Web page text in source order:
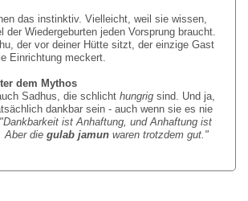
das instinktiv. Vielleicht, weil sie wissen,
der Wiedergeburten jeden Vorsprung braucht.
der vor deiner Hütte sitzt, der einzige Gast
Einrichtung meckert.
dem Mythos
Sadhus, die schlicht hungrig sind. Und ja,
dankbar sein - auch wenn sie es nie
"Dankbarkeit ist Anhaftung, und Anhaftung ist
Aber die gulab jamun waren trotzdem gut."